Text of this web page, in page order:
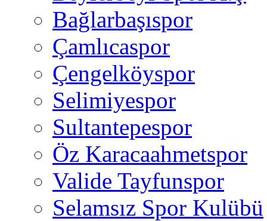
Bağlarbaşıspor
Çamlıcaspor
Çengelköyspor
Selimiyespor
Sultantepespor
Öz Karacaahmetspor
Valide Tayfunspor
Selamsız Spor Kulübü